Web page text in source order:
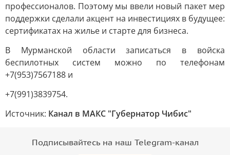
профессионалов. Поэтому мы ввели новый пакет мер
поддержки сделали акцент на инвестициях в будущее:
сертификатах на жилье и старте для бизнеса.
В Мурманской области записаться в войска
беспилотных систем можно по телефонам
+7(953)7567188 и
+7(991)3839754.
Источник: Канал в МАКС "Губернатор Чибис"
Подписывайтесь на наш Telegram-канал